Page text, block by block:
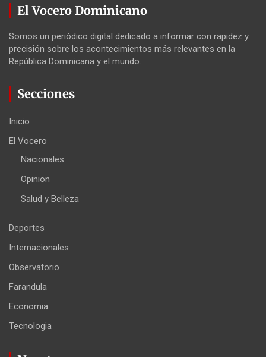
El Vocero Dominicano
Somos un periódico digital dedicado a informar con rapidez y
precisión sobre los acontecimientos más relevantes en la
República Dominicana y el mundo.
Secciones
Inicio
El Vocero
Nacionales
Opinion
Salud y Belleza
Deportes
Internacionales
Observatorio
Farandula
Economia
Tecnologia